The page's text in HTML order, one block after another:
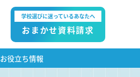
学校選びに迷っているあなたへ
おまかせ資料請求
お役立ち情報